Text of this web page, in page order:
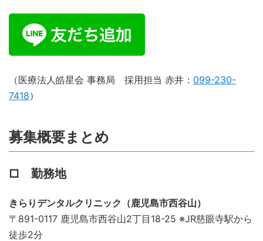
（医療法人皓星会 事務局 採用担当 赤井： 099-230-
7418）
募集概要まとめ
□ 勤務地
きらりデンタルクリニック（鹿児島市西谷山）
〒891-0117 鹿児島市西谷山2丁目18-25 ※JR慈眼寺駅から
徒歩2分